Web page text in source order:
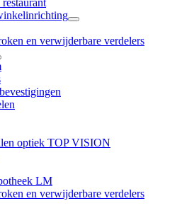
en verwijderbare verdelers
optiek TOP VISION
LM
en verwijderbare verdelers